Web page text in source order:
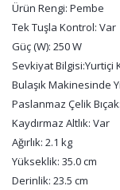
Ürün Rengi: Pembe
Tek Tuşla Kontrol: Var
Güç (W): 250 W
Sevkiyat Bilgisi:Yurtiçi
Bulaşık Makinesinde
Paslanmaz Çelik
Kaydırmaz Altlık: Var
Ağırlık: 2.1 kg
Yükseklik: 35.0 cm
Derinlik: 23.5 cm